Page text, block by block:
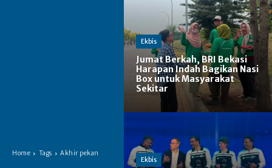
Home Tags Akhir pekan
Ekbis
Jumat Berkah, BRI Bekasi
Harapan Indah Bagikan Nasi
Box untuk Masyarakat
Sekitar
Ekbis